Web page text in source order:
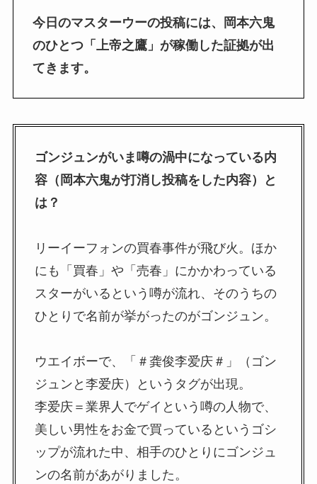
今日のマスターウーの投稿には、岡本六鬼
のひとつ「上帝之鷹」が稼働した証拠が出
てきます。
ゴンジュンがいま噂の渦中になっている内
容（岡本六鬼が打消し投稿をした内容）と
は？
リーイーフォンの買春事件が飛び火。ほか
にも「買春」や「売春」にかかわっている
スターがいるという噂が流れ、そのうちの
ひとりで名前が挙がったのがゴンジュン。
ウエイボーで、「＃龚俊李爱庆＃」（ゴン
ジュンと李爱庆）というタグが出現。
李爱庆＝業界人でゲイという噂の人物で、
美しい男性をお金で買っているというゴシ
ップが流れた中、相手のひとりにゴンジュ
ンの名前があがりました。